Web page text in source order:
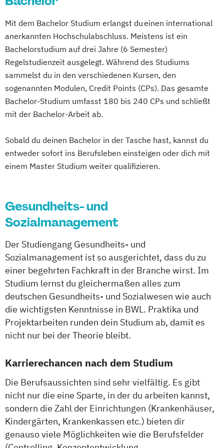
Therapiewissenschaften - Logopädie
Therapiewissenschaften - Physiotherapie
Mit dem Bachelor Studium erlangst du einen international
anerkannten Hochschulabschluss. Meistens ist ein
Bachelorstudium auf drei Jahre (6 Semester)
Regelstudienzeit ausgelegt. Während des Studiums
sammelst du in den verschiedenen Kursen, den
sogenannten Modulen, Credit Points (CPs). Das gesamte
Bachelor-Studium umfasst 180 bis 240 CPs und schließt
mit der Bachelor-Arbeit ab.
Sobald du deinen Bachelor in der Tasche hast, kannst du
entweder sofort ins Berufsleben einsteigen oder dich mit
einem Master Studium weiter qualifizieren.
Gesundheits- und
Sozialmanagement
Der Studiengang Gesundheits- und
Sozialmanagement ist so ausgerichtet, dass du zu
einer begehrten Fachkraft in der Branche wirst. Im
Studium lernst du gleichermaßen alles zum
deutschen Gesundheits- und Sozialwesen wie auch
die wichtigsten Kenntnisse in BWL. Praktika und
Projektarbeiten runden dein Studium ab, damit es
nicht nur bei der Theorie bleibt.
Karrierechancen nach dem Studium
Die Berufsaussichten sind sehr vielfältig. Es gibt
nicht nur die eine Sparte, in der du arbeiten kannst,
sondern die Zahl der Einrichtungen (Krankenhäuser,
Kindergärten, Krankenkassen etc.) bieten dir
genauso viele Möglichkeiten wie die Berufsfelder